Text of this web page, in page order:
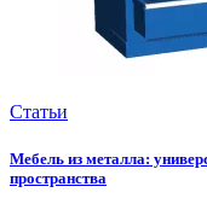
Статьи
Мебель из металла:
пространства